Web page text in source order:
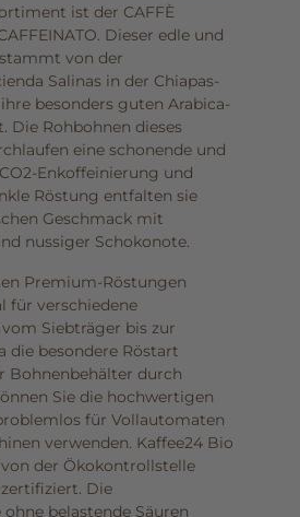
ist der CAFFÈ
Dieser edle und
von der
Salinas in der Chiapas-
besonders guten Arabica-
Die Rohbohnen dieses
eine schonende und
Enkoffeinierung und
Röstung entfalten sie
Geschmack mit
nussiger Schokonote.
Premium-Röstungen
für verschiedene
Siebträger bis zur
die besondere Röstart
Bohnenbehälter durch
Sie die hochwertigen
für Vollautomaten
verwenden. Kaffee24 Bio
der Ökokontrollstelle
Die
belastende Säuren